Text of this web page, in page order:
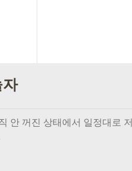
안 꺼진 상태에서 일정대로 저